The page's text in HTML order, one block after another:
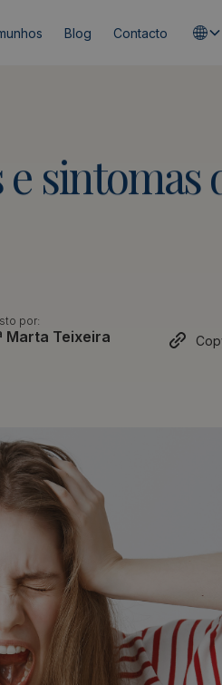
Blog Contacto
e sintomas
por:
Marta Teixeira